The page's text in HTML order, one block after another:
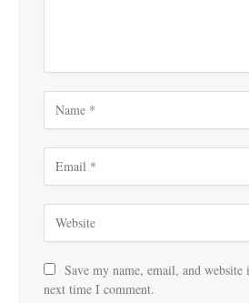
Save my name, email, and
next time I comment.